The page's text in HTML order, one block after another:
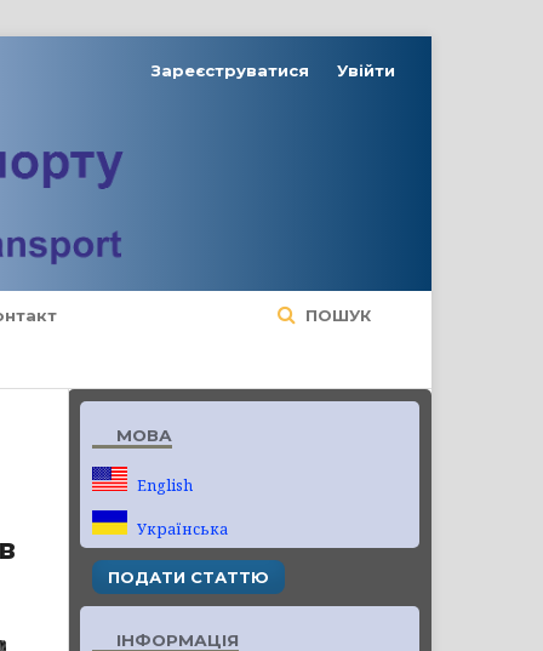
ПОШУК
Зареєструватися Увійти
МОВА
English
Українська
ПОДАТИ СТАТТЮ
ІНФОРМАЦІЯ